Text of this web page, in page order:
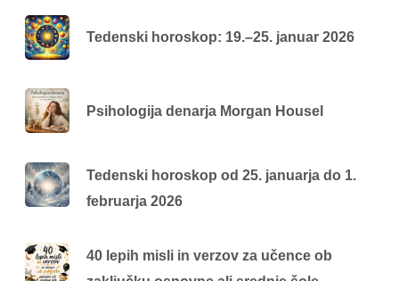
Tedenski horoskop: 19.–25. januar 2026
Psihologija denarja Morgan Housel
Tedenski horoskop od 25. januarja do 1.
februarja 2026
40 lepih misli in verzov za učence ob